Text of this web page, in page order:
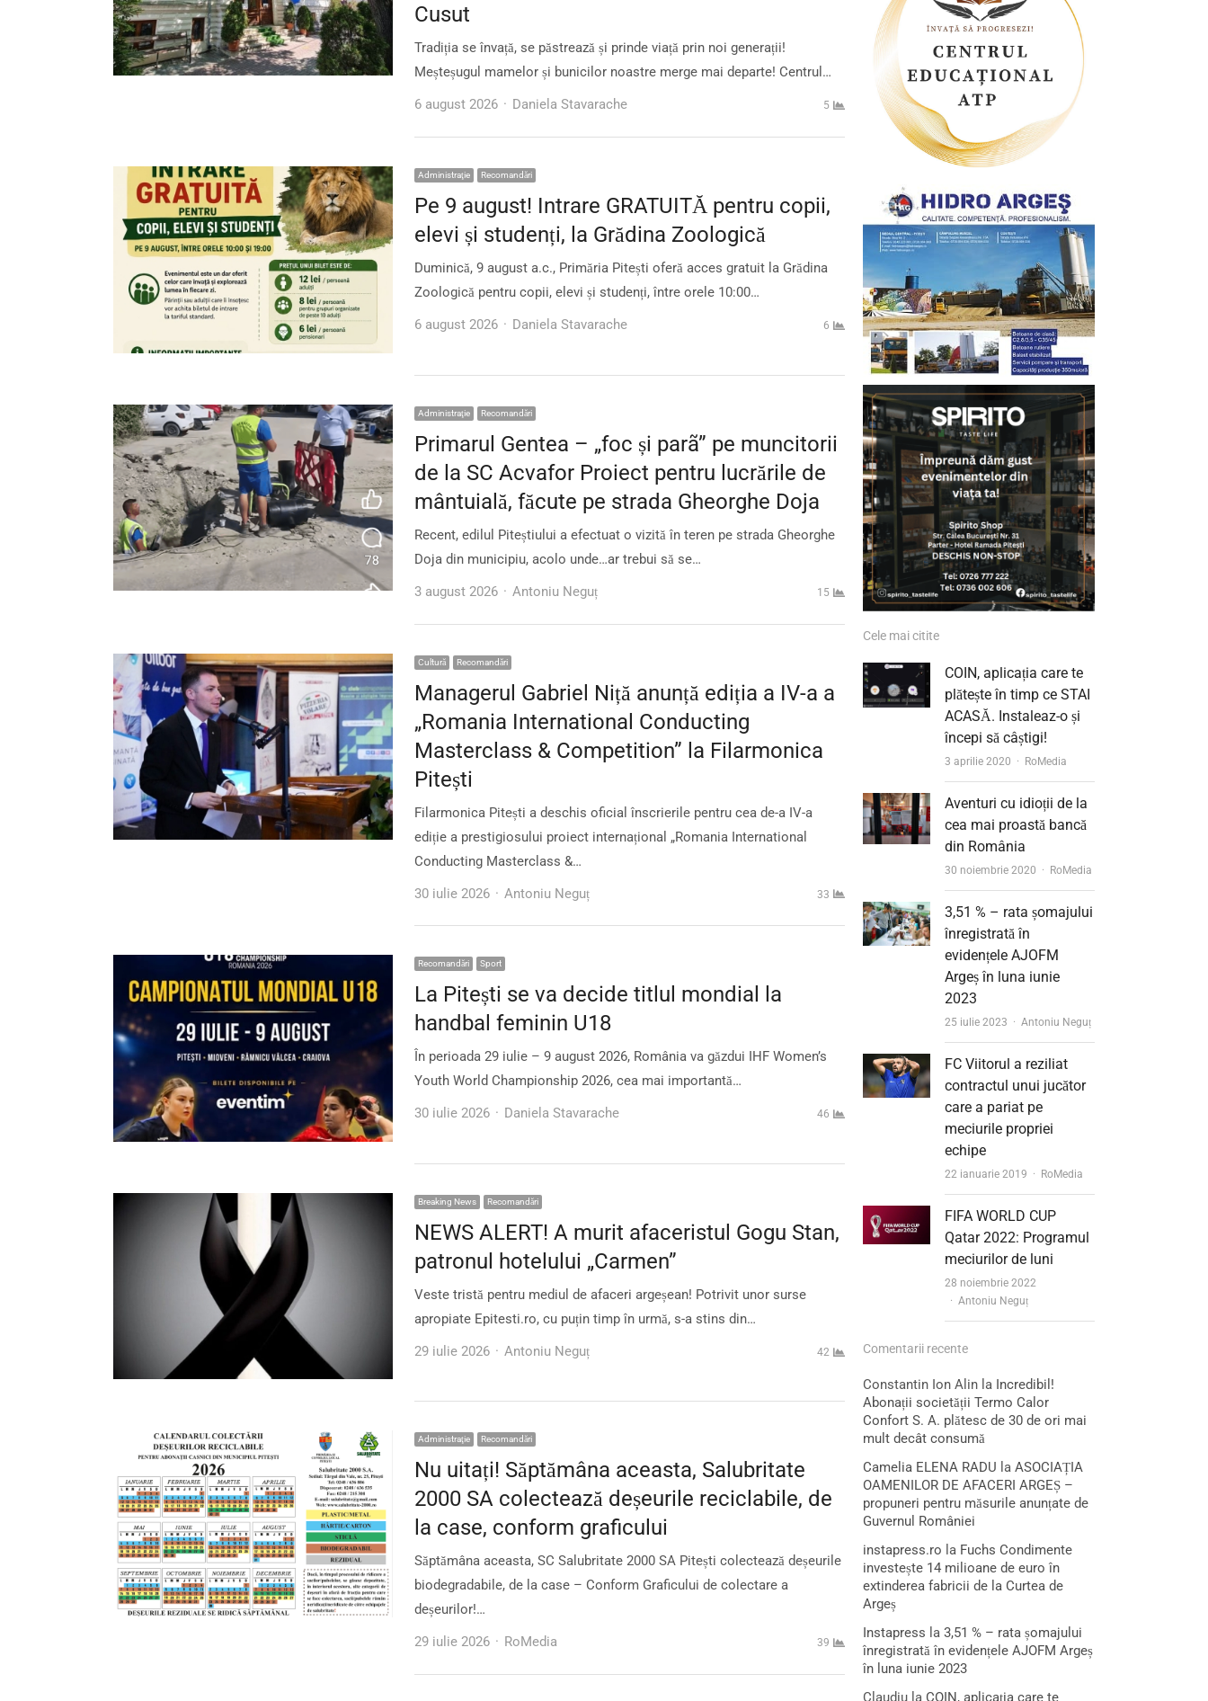
Cusut
Tradiția se învață, se păstrează și prinde viață prin noi generații!
Meșteșugul mamelor și bunicilor noastre merge mai departe! Centrul…
6 august 2026
Author
Daniela Stavarache 5
Administraţie Recomandări
Pe 9 august! Intrare GRATUITĂ pentru copii,
elevi și studenți, la Grădina Zoologică
Duminică, 9 august a.c., Primăria Pitești oferă acces gratuit la Grădina
Zoologică pentru copii, elevi și studenți, între orele 10:00…
6 august 2026
Author
Daniela Stavarache 6
Administraţie Recomandări
Primarul Gentea – „foc și parã” pe muncitorii
de la SC Acvafor Proiect pentru lucrările de
mântuială, făcute pe strada Gheorghe Doja
Recent, edilul Piteștiului a efectuat o vizită în teren pe strada Gheorghe
Doja din municipiu, acolo unde…ar trebui să se…
3 august 2026
Author
Antoniu Neguț 15
Cultură Recomandări
Managerul Gabriel Niță anunță ediția a IV-a a
„Romania International Conducting
Masterclass & Competition” la Filarmonica
Pitești
Filarmonica Pitești a deschis oficial înscrierile pentru cea de-a IV-a
ediție a prestigiosului proiect internațional „Romania International
Conducting Masterclass &…
30 iulie 2026
Author
Antoniu Neguț 33
Recomandări Sport
La Pitești se va decide titlul mondial la
handbal feminin U18
În perioada 29 iulie – 9 august 2026, România va găzdui IHF Women’s
Youth World Championship 2026, cea mai importantă…
30 iulie 2026
Author
Daniela Stavarache 46
Breaking News Recomandări
NEWS ALERT! A murit afaceristul Gogu Stan,
patronul hotelului „Carmen”
Veste tristă pentru mediul de afaceri argeșean! Potrivit unor surse
apropiate Epitesti.ro, cu puțin timp în urmă, s-a stins din…
29 iulie 2026
Author
Antoniu Neguț 42
Administraţie Recomandări
Nu uitați! Săptămâna aceasta, Salubritate
2000 SA colectează deșeurile reciclabile, de
la case, conform graficului
Săptămâna aceasta, SC Salubritate 2000 SA Pitești colectează deșeurile
biodegradabile, de la case – Conform Graficului de colectare a
deșeurilor!…
29 iulie 2026
Author
RoMedia 39
Cele mai citite
COIN, aplicația care te
plătește în timp ce STAI
ACASĂ. Instaleaz-o și
începi să câștigi!
3 aprilie 2020 Author
RoMedia
Aventuri cu idioții de la
cea mai proastă bancă
din România
30 noiembrie 2020 Author
RoMedia
3,51 % – rata șomajului
înregistrată în
evidențele AJOFM
Argeș în luna iunie
2023
25 iulie 2023 Author
Antoniu Neguț
FC Viitorul a reziliat
contractul unui jucător
care a pariat pe
meciurile propriei
echipe
22 ianuarie 2019 Author
RoMedia
FIFA WORLD CUP
Qatar 2022: Programul
meciurilor de luni
28 noiembrie 2022
Author
Antoniu Neguț
Comentarii recente
Constantin Ion Alin la Incredibil!
Abonații societății Termo Calor
Confort S. A. plătesc de 30 de ori mai
mult decât consumă
Camelia ELENA RADU la ASOCIAȚIA
OAMENILOR DE AFACERI ARGEȘ –
propuneri pentru măsurile anunțate de
Guvernul României
instapress.ro la Fuchs Condimente
investește 14 milioane de euro în
extinderea fabricii de la Curtea de
Argeș
Instapress la 3,51 % – rata șomajului
înregistrată în evidențele AJOFM Argeș
în luna iunie 2023
Claudiu la COIN, aplicația care te